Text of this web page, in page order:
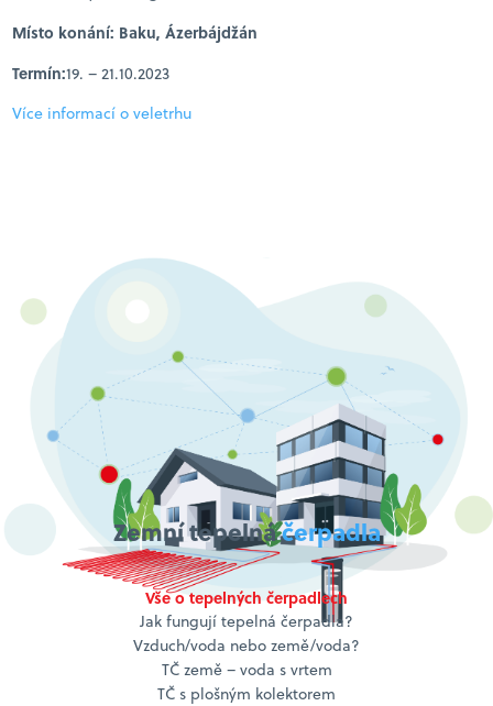
Místo konání: Baku, Ázerbájdžán
Termín:19. – 21.10.2023
Více informací o veletrhu
Zemní tepelnáčerpadla
Vše o tepelných čerpadlech
Jak fungují tepelná čerpadla?
Vzduch/voda nebo země/voda?
TČ země – voda s vrtem
TČ s plošným kolektorem